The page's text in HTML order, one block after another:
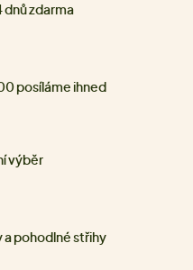
dnů zdarma
posíláme ihned
výběr
a pohodlné střihy